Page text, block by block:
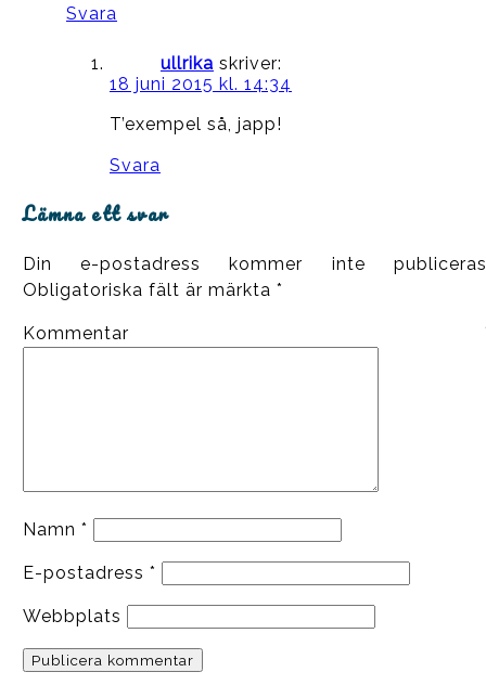
Svara
ullrika skriver:
18 juni 2015 kl. 14:34
T’exempel så, japp!
Svara
Lämna ett svar
Din e-postadress kommer inte
Obligatoriska fält är märkta *
Kommentar
Namn *
E-postadress *
Webbplats